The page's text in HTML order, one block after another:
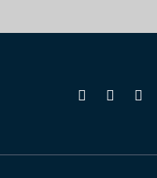
to
facebook
phoneemail